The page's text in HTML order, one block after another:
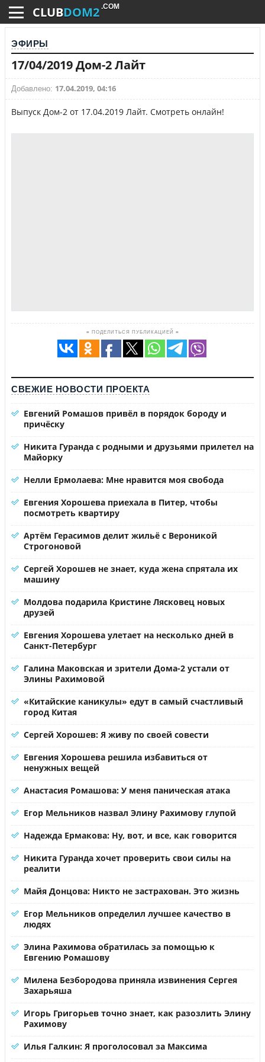
CLUBDOM2 .COM
ЭФИРЫ
17/04/2019 Дом-2 Лайт
Добавлено: 17.04.2019, 04:16
Выпуск Дом-2 от 17.04.2019 Лайт. Смотреть онлайн!
≡ ПОДЕЛИТЬСЯ ПУБЛИКАЦИЕЙ ≡
СВЕЖИЕ НОВОСТИ ПРОЕКТА
Евгений Ромашов привёл в порядок бороду и
причёску
Никита Гуранда с родными и друзьями прилетел на
Майорку
Нелли Ермолаева: Мне нравится моя свобода
Евгения Хорошева приехала в Питер, чтобы
посмотреть квартиру
Артём Герасимов делит жильё с Вероникой
Строгоновой
Сергей Хорошев не знает, куда жена спрятала их
машину
Молдова подарила Кристине Лясковец новых
друзей
Евгения Хорошева улетает на несколько дней в
Санкт-Петербург
Галина Маковская и зрители Дома-2 устали от
Элины Рахимовой
«Китайские каникулы» едут в самый счастливый
город Китая
Сергей Хорошев: Я живу по своей совести
Евгения Хорошева решила избавиться от
ненужных вещей
Анастасия Ромашова: У меня паническая атака
Егор Мельников назвал Элину Рахимову глупой
Надежда Ермакова: Ну, вот, и все, как говорится
Никита Гуранда хочет проверить свои силы на
реалити
Майя Донцова: Никто не застрахован. Это жизнь
Егор Мельников определил лучшее качество в
людях
Элина Рахимова обратилась за помощью к
Евгению Ромашову
Милена Безбородова приняла извинения Сергея
Захарьяша
Игорь Григорьев точно знает, как разозлить Элину
Рахимову
Илья Галкин: Я проголосовал за Максима